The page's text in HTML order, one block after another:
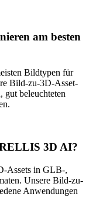
am besten
Bildtypen für
Bild-zu-3D-Asset-
gut beleuchteten
3D AI?
Assets in GLB-,
Unsere Bild-zu-
Anwendungen